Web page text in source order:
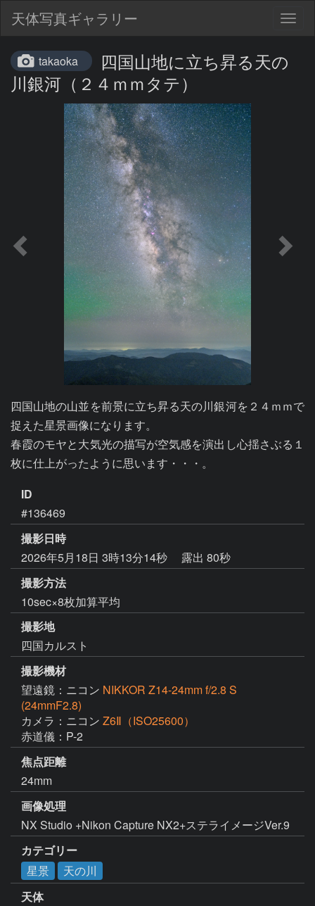
天体写真ギャラリー
takaoka
四国山地に立ち昇る天の
川銀河（２４ｍｍタテ）
四国山地の山並を前景に立ち昇る天の川銀河を２４ｍｍで
捉えた星景画像になります。
春霞のモヤと大気光の描写が空気感を演出し心揺さぶる１
枚に仕上がったように思います・・・。
ID
#136469
撮影日時
2026年5月18日 3時13分14秒
露出 80秒
撮影方法
10sec×8枚加算平均
撮影地
四国カルスト
撮影機材
望遠鏡：ニコン NIKKOR Z14-24mm f/2.8 S
(24mmF2.8)
カメラ：ニコン Z6Ⅱ（ISO25600）
赤道儀：P-2
焦点距離
24mm
画像処理
NX Studio +Nikon Capture NX2+ステライメージVer.9
カテゴリー
星景
天の川
天体